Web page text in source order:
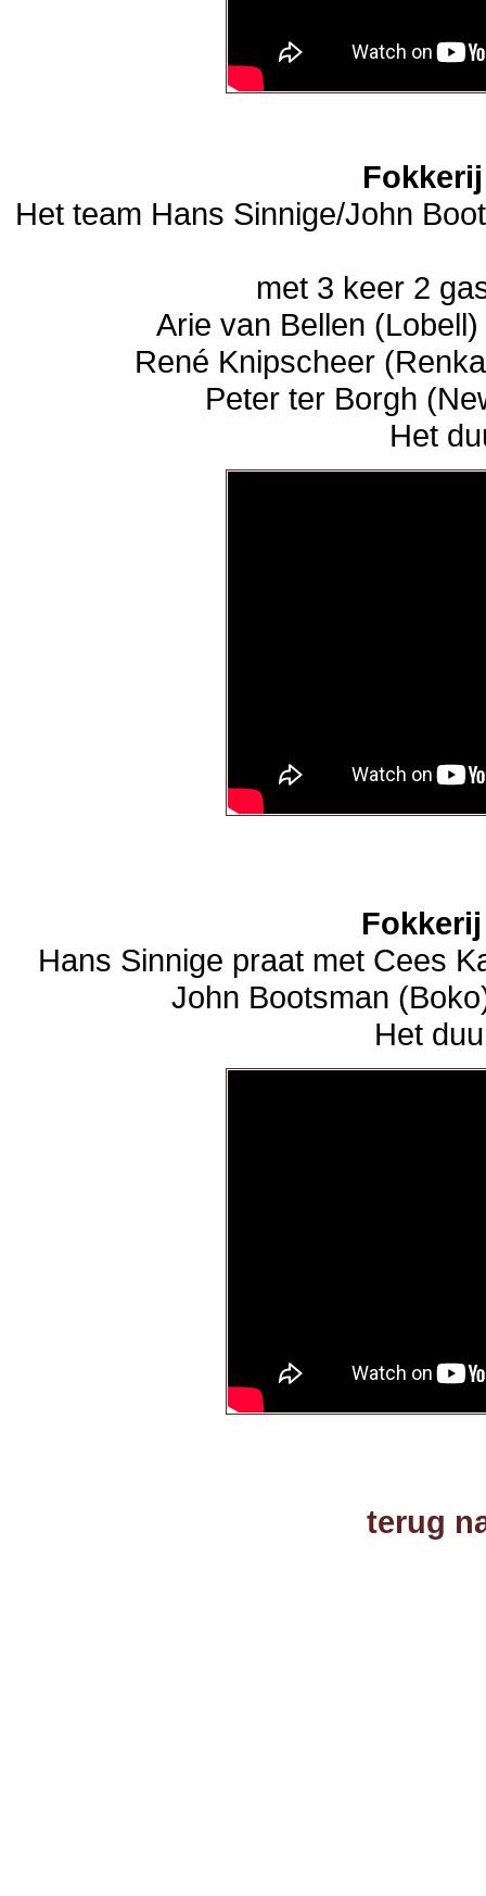
Het team Hans Sinnige/John
met 3 keer 2
Arie van Bellen
René Knipscheer
Peter ter Borgh
Het
Hans Sinnige praat met Cees
John Bootsman
Het
terug